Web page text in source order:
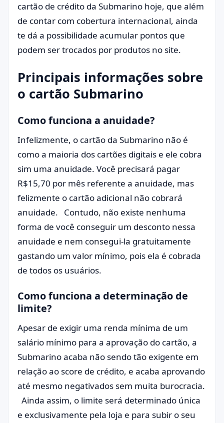
cartão de crédito da Submarino hoje, que além
de contar com cobertura internacional, ainda
te dá a possibilidade acumular pontos que
podem ser trocados por produtos no site.
Principais informações sobre
o cartão Submarino
Como funciona a anuidade?
Infelizmente, o cartão da Submarino não é
como a maioria dos cartões digitais e ele cobra
sim uma anuidade. Você precisará pagar
R$15,70 por mês referente a anuidade, mas
felizmente o cartão adicional não cobrará
anuidade. Contudo, não existe nenhuma
forma de você conseguir um desconto nessa
anuidade e nem consegui-la gratuitamente
gastando um valor mínimo, pois ela é cobrada
de todos os usuários.
Como funciona a determinação de
limite?
Apesar de exigir uma renda mínima de um
salário mínimo para a aprovação do cartão, a
Submarino acaba não sendo tão exigente em
relação ao score de crédito, e acaba aprovando
até mesmo negativados sem muita burocracia.
Ainda assim, o limite será determinado única
e exclusivamente pela loja e para subir o seu